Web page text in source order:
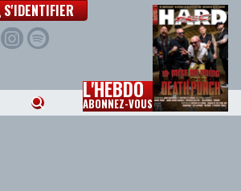
S'IDENTIFIER
L'HEBDO
ABONNEZ-VOUS